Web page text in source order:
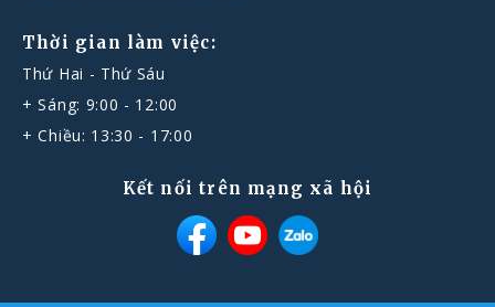
Thời gian làm việc:
Thứ Hai - Thứ Sáu
+ Sáng: 9:00 - 12:00
+ Chiều: 13:30 - 17:00
Kết nối trên mạng xã hội